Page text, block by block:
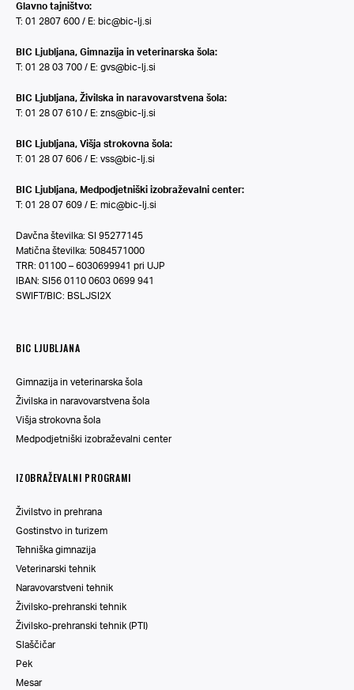
Glavno tajništvo:
T: 01 2807 600 / E: bic@bic-lj.si
BIC Ljubljana, Gimnazija in veterinarska šola:
T: 01 28 03 700 / E: gvs@bic-lj.si
BIC Ljubljana, Živilska in naravovarstvena šola:
T: 01 28 07 610 / E: zns@bic-lj.si
BIC Ljubljana, Višja strokovna šola:
T: 01 28 07 606 / E: vss@bic-lj.si
BIC Ljubljana, Medpodjetniški izobraževalni center:
T: 01 28 07 609 / E: mic@bic-lj.si
Davčna številka: SI 95277145
Matična številka: 5084571000
TRR: 01100 – 6030699941 pri UJP
IBAN: SI56 0110 0603 0699 941
SWIFT/BIC: BSLJSI2X
BIC LJUBLJANA
Gimnazija in veterinarska šola
Živilska in naravovarstvena šola
Višja strokovna šola
Medpodjetniški izobraževalni center
IZOBRAŽEVALNI PROGRAMI
Živilstvo in prehrana
Gostinstvo in turizem
Tehniška gimnazija
Veterinarski tehnik
Naravovarstveni tehnik
Živilsko-prehranski tehnik
Živilsko-prehranski tehnik (PTI)
Slaščičar
Pek
Mesar